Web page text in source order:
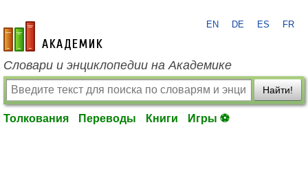
academic.ru
EN DE ES FR
Словари и энциклопедии на Академике
Найти!
Толкования Переводы Книги Игры ⚽